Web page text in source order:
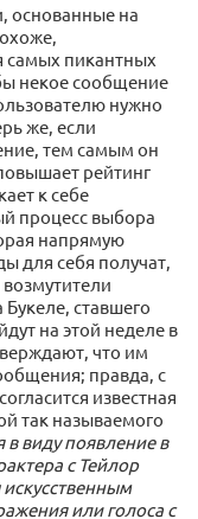
основанные на
самых пикантных
некое сообщение
нужно
же, если
тем самым он
рейтинг
к себе
процесс выбора
напрямую
для себя получат,
ставшего
на этой неделе в
что им
правда, с
известная
так называемого
в виду появление в
с Тейлор
или голоса с